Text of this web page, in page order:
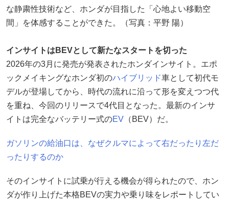
な静粛性技術など、ホンダが目指した「心地よい移動空
間」を体感することができた。（写真：平野 陽）
インサイトはBEVとして新たなスタートを切った
2026年の3月に発売が発表されたホンダインサイト。エポ
ックメイキングなホンダ初のハイブリッド車として初代モ
デルが登場してから、時代の流れに沿って形を変えつつ代
を重ね、今回のリリースで4代目となった。最新のインサ
イトは完全なバッテリー式のEV （BEV）だ。
ガソリンの給油口は、なぜクルマによって右だったり左だ
ったりするのか
そのインサイトに試乗が行える機会が得られたので、ホン
ダが作り上げた本格BEVの実力や乗り味をレポートしてい